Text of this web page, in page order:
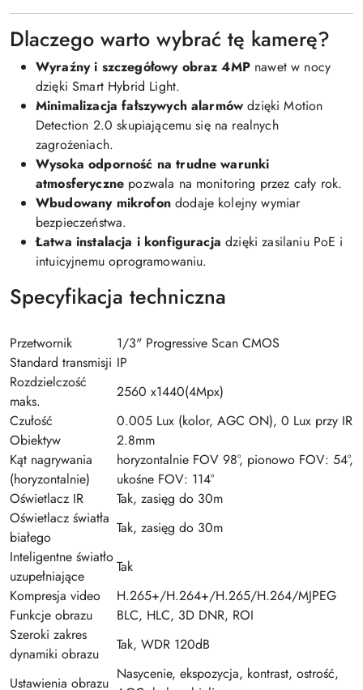
Dlaczego warto wybrać tę kamerę?
Wyraźny i szczegółowy obraz 4MPnawet w nocy
dzięki Smart Hybrid Light.
Minimalizacja fałszywych alarmów dzięki Motion
Detection 2.0 skupiającemu się na realnych
zagrożeniach.
Wysoka odporność na trudne warunki
atmosferyczne pozwala na monitoring przez cały rok.
Wbudowany mikrofondodaje kolejny wymiar
bezpieczeństwa.
Łatwa instalacja i konfiguracja dzięki zasilaniu PoE i
intuicyjnemu oprogramowaniu.
Specyfikacja techniczna
Przetwornik
1/3" Progressive Scan CMOS
Standard transmisji IP
Rozdzielczość
maks.
2560 x1440(4Mpx)
Czułość
0.005 Lux (kolor, AGC ON), 0 Lux przy IR
Obiektyw
2.8mm
Kąt nagrywania
(horyzontalnie)
horyzontalnie FOV 98°, pionowo FOV: 54°,
ukośne FOV: 114°
Oświetlacz IR
Tak, zasięg do 30m
Oświetlacz światła
białego
Tak, zasięg do 30m
Inteligentne światło
uzupełniające
Tak
Kompresja video
H.265+/H.264+/H.265/H.264/MJPEG
Funkcje obrazu
BLC, HLC, 3D DNR, ROI
Szeroki zakres
dynamiki obrazu
Tak, WDR 120dB
Ustawienia obrazu
Nasycenie, ekspozycja, kontrast, ostrość,